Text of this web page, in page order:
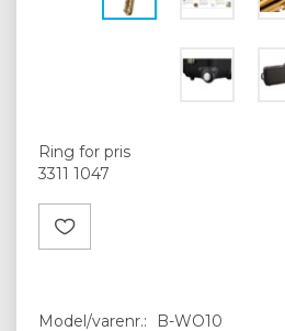
Ring for pris
3311 1047
Model/varenr.: B-WO10